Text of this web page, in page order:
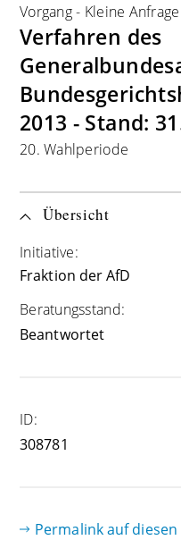
Vorgang- Kleine Anfrage
Verfahren des
2013 - Stand:
20. Wahlperiode
Übersicht
Initiative:
Fraktion der AfD
Beratungsstand:
Beantwortet
ID:
308781
Permalink auf